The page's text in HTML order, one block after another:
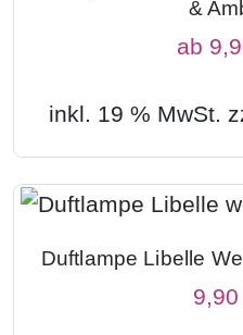
&
ab
inkl. 19 % MwSt.
Duftlampe Libelle